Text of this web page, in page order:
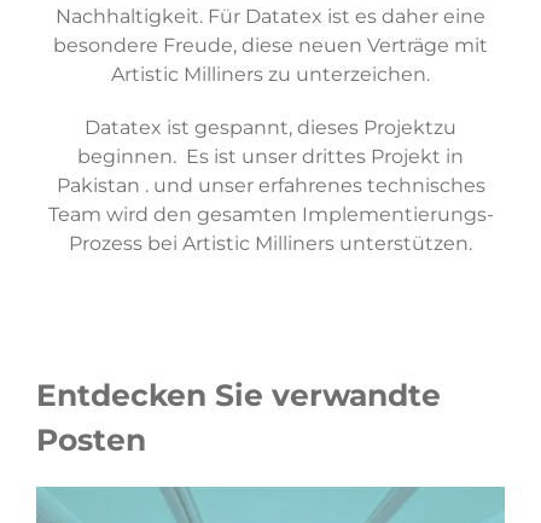
Nachhaltigkeit. Für Datatex ist es daher eine
besondere Freude, diese neuen Verträge mit
Artistic Milliners zu unterzeichen.
Datatex ist gespannt, dieses Projektzu
beginnen. Es ist unser drittes Projekt in
Pakistan . und unser erfahrenes technisches
Team wird den gesamten Implementierungs-
Prozess bei Artistic Milliners unterstützen.
Entdecken Sie verwandte
Posten